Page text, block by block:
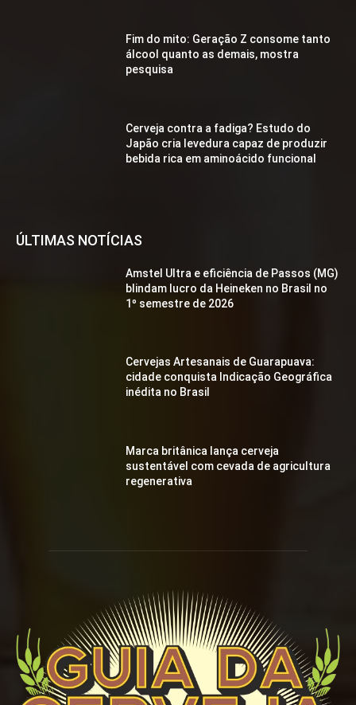
Fim do mito: Geração Z consome tanto
álcool quanto as demais, mostra
pesquisa
Cerveja contra a fadiga? Estudo do
Japão cria levedura capaz de produzir
bebida rica em aminoácido funcional
ÚLTIMAS NOTÍCIAS
Amstel Ultra e eficiência de Passos (MG)
blindam lucro da Heineken no Brasil no
1º semestre de 2026
Cervejas Artesanais de Guarapuava:
cidade conquista Indicação Geográfica
inédita no Brasil
Marca britânica lança cerveja
sustentável com cevada de agricultura
regenerativa